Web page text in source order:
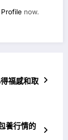
now.
福感和取
養行情的